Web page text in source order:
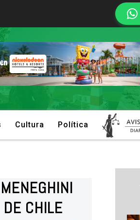
Cultura Política
CHILE